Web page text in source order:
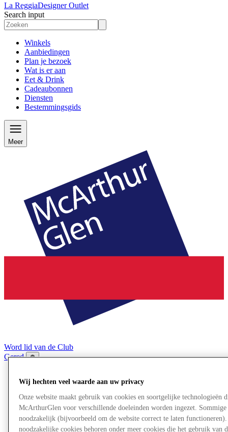
La ReggiaDesigner Outlet
Search input
Winkels
Aanbiedingen
Plan je bezoek
Wat is er aan
Eet & Drink
Cadeaubonnen
Diensten
Bestemmingsgids
Meer
Word lid van de Club
Gered,
Winkels
Plan je bezoek
Wat is er aan
Eet & Drink
Cadeaubonnen
Wij hechten veel waarde aan uw privacy
Onze website maakt gebruik van cookies en soortgelijke technologieën
McArthurGlen voor verschillende doeleinden worden ingezet.
noodzakelijk (bijvoorbeeld om de website correct te laten
noodzakelijke cookies behoren onder meer cookies die het gebruik van